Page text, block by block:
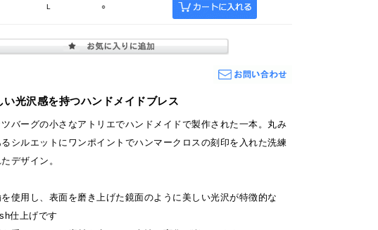
L ○
い光沢感を持つハンドメイドブレス
ツバーグの小さなアトリエでハンドメイドで製作された一本。丸み
シルエットにワンポイントでハンマークロスの刻印を入れた洗練
デザイン。
使用し、表面を磨き上げた鏡面のように美しい光沢が特徴的な
仕上げです